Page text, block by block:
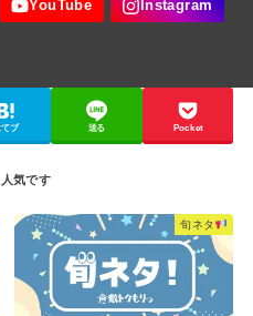
てブ 送る Pocket
旬ネタ